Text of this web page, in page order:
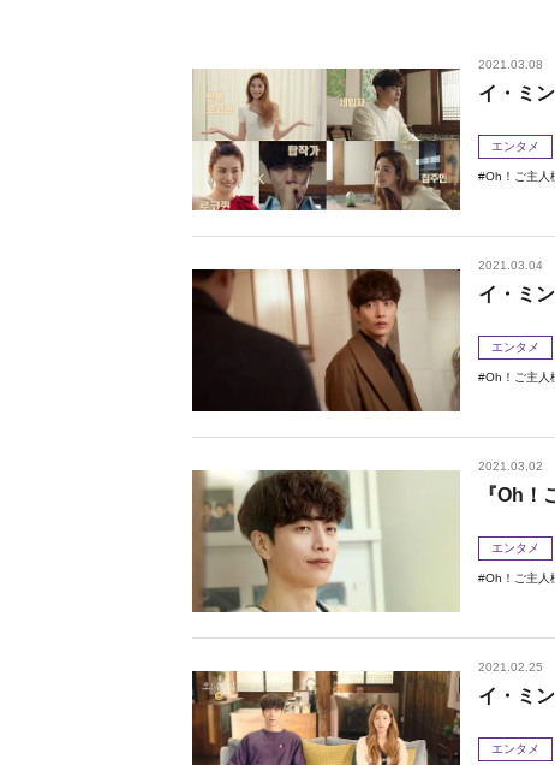
2021.03.08
イ・ミ
エンタメ
Oh！ご主人
2021.03.04
イ・ミ
エンタメ
Oh！ご主人
2021.03.02
『Oh！
エンタメ
Oh！ご主人
2021.02.25
イ・ミ
エンタメ